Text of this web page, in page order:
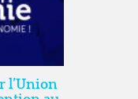
l’Union